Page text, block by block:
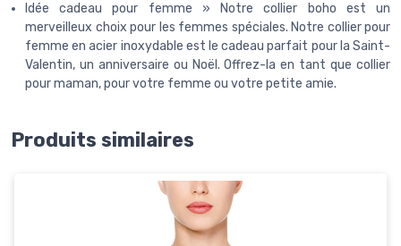
Idée cadeau pour femme » Notre collier boho est un
merveilleux choix pour les femmes spéciales. Notre collier pour
femme en acier inoxydable est le cadeau parfait pour la Saint-
Valentin, un anniversaire ou Noël. Offrez-la en tant que collier
pour maman, pour votre femme ou votre petite amie.
Produits similaires